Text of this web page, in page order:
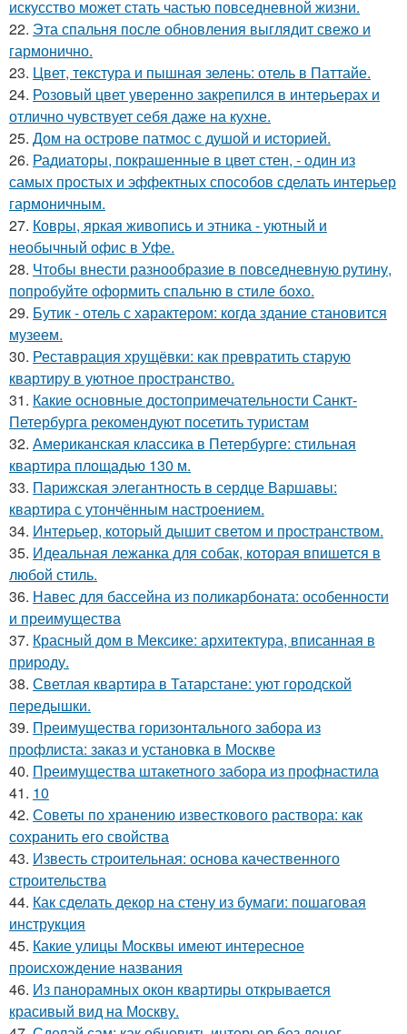
искусство может стать частью повседневной жизни.
22. Эта спальня после обновления выглядит свежо и
гармонично.
23. Цвет, текстура и пышная зелень: отель в Паттайе.
24. Розовый цвет уверенно закрепился в интерьерах и
отлично чувствует себя даже на кухне.
25. Дом на острове патмос с душой и историей.
26. Радиаторы, покрашенные в цвет стен, - один из
самых простых и эффектных способов сделать интерьер
гармоничным.
27. Ковры, яркая живопись и этника - уютный и
необычный офис в Уфе.
28. Чтобы внести разнообразие в повседневную рутину,
попробуйте оформить спальню в стиле бохо.
29. Бутик - отель с характером: когда здание становится
музеем.
30. Реставрация хрущёвки: как превратить старую
квартиру в уютное пространство.
31. Какие основные достопримечательности Санкт-
Петербурга рекомендуют посетить туристам
32. Американская классика в Петербурге: стильная
квартира площадью 130 м.
33. Парижская элегантность в сердце Варшавы:
квартира с утончённым настроением.
34. Интерьер, который дышит светом и пространством.
35. Идеальная лежанка для собак, которая впишется в
любой стиль.
36. Навес для бассейна из поликарбоната: особенности
и преимущества
37. Красный дом в Мексике: архитектура, вписанная в
природу.
38. Светлая квартира в Татарстане: уют городской
передышки.
39. Преимущества горизонтального забора из
профлиста: заказ и установка в Москве
40. Преимущества штакетного забора из профнастила
41. 10
42. Советы по хранению известкового раствора: как
сохранить его свойства
43. Известь строительная: основа качественного
строительства
44. Как сделать декор на стену из бумаги: пошаговая
инструкция
45. Какие улицы Москвы имеют интересное
происхождение названия
46. Из панорамных окон квартиры открывается
красивый вид на Москву.